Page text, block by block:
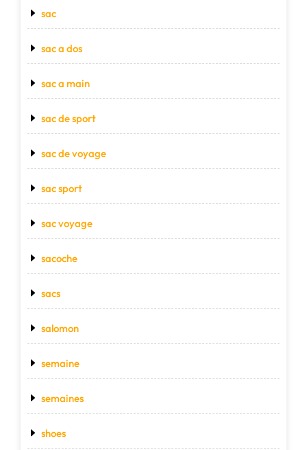
sac
sac a dos
sac a main
sac de sport
sac de voyage
sac sport
sac voyage
sacoche
sacs
salomon
semaine
semaines
shoes